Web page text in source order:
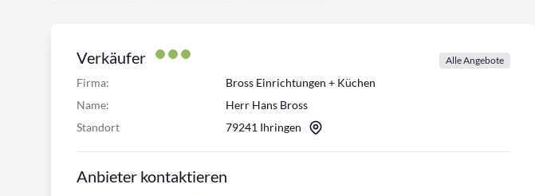
Verkäufer Alle Angebote
Firma:
Bross Einrichtungen + Küchen
Name:
Herr Hans Bross
Standort
79241 Ihringen
Anbieter kontaktieren